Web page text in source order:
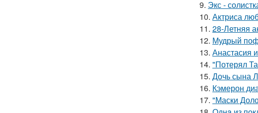
9. Экс -
10. Актриса
11. 28-Летняя
12. Мудрый
13. Анастасия
14. "Потерял
15. Дочь сына
16. Кэмерон
17. "Маски